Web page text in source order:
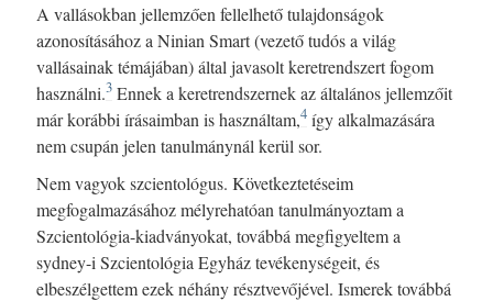
A vallásokban jellemzően fellelhető tulajdonságok
azonosításához a Ninian Smart (vezető tudós a világ
vallásainak témájában) által javasolt keretrendszert fogom
használni.3 Ennek a keretrendszernek az általános jellemzőit
már korábbi írásaimban is használtam,4 így alkalmazására
nem csupán jelen tanulmánynál kerül sor.
Nem vagyok szcientológus. Következtetéseim
megfogalmazásához mélyrehatóan tanulmányoztam a
Szcientológia-kiadványokat, továbbá megfigyeltem a
sydney-i Szcientológia Egyház tevékenységeit, és
elbeszélgettem ezek néhány résztvevőjével. Ismerek továbbá